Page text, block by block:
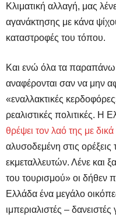
Κλιματική αλλαγή, μας
αγανάκτησης με κάνα
καταστροφές του τόπου.
Και ενώ όλα τα παραπάνω
αναφέρονται σαν να μην
«εναλλακτικές
ρεαλιστικές πολιτικές.
θρέψει τον λαό της με
αλυσοδεμένη στις
εκμεταλλευτών. Λένε και
του τουρισμού» οι δήθεν
Ελλάδα ένα μεγάλο
ιμπεριαλιστές –